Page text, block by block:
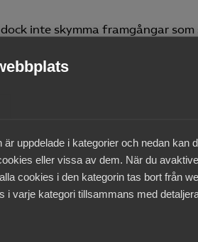
uppdelade i kategorier och nedan kan
eller vissa av dem. När du
cookies i den kategorin tas bort från
i varje kategori tillsammans med
inte skymma framgångar som
i tjänster som Almega organiserar
än tillverkningsindustrin.
forskning som visar att
in på
anställer utlandsfödda.
en rad branscher har gynnat